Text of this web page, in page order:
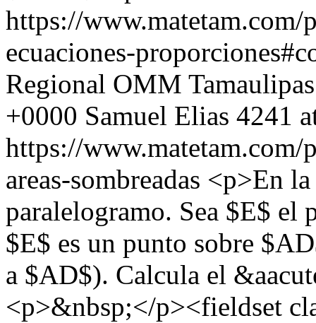
https://www.matetam.com/
ecuaciones-
Regional OMM
+0000 Samuel Elias 4241
https://www.matetam.com/
areas-sombreadas <p>En
paralelogramo. Sea $E$ el
$E$ es un punto sobre
a $AD$). Calcula el
<p>&nbsp;</p><fieldset